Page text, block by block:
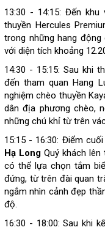
13:30 - 14:15: Đến
thuyền Hercules
trong những hang
với diện tích khoảng
14:30 - 15:15: Sau khi
đến tham quan Hang
nghiệm chèo thuyền
dân địa phương chèo,
những chú khỉ từ trên
15:15 - 16:30: Điểm
Hạ Long Quý khách
có thể lựa chọn tắm
đứng, từ trên đài quan
ngắm nhìn cảnh đẹp
độ.
16:30 - 18:00: Sau khi